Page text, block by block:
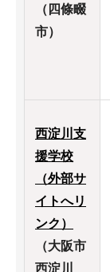
（四條畷
市）
西淀川支
援学校
（外部サ
イトへリ
ンク）
（大阪市
西淀川